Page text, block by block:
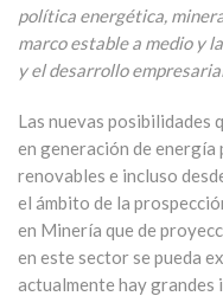
política energética,
marco estable a medio y
y el desarrollo
Las nuevas posibilidades
en generación de
renovables e incluso
el ámbito de la
en Minería que de
en este sector se pueda
actualmente hay grandes